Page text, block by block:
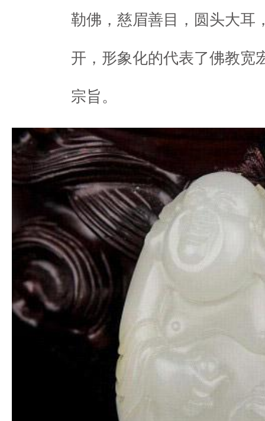
勒佛，慈眉善目，圆头大耳
开，形象化的代表了佛教宽
宗旨。